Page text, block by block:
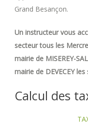
Grand Besançon.
Un instructeur vous
secteur tous les
mairie de MISEREY-
mairie de DEVECEY
Calcul des